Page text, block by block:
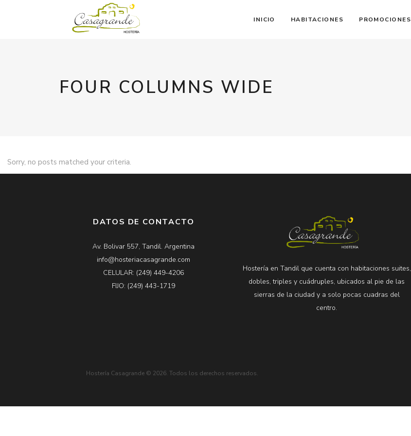
INICIO HABITACIONES PROMOCIONES
FOUR COLUMNS WIDE
Sorry, no posts matched your criteria.
DATOS DE CONTACTO
Av. Bolivar 557, Tandil. Argentina
info@hosteriacasagrande.com
CELULAR: (249) 449-4206
FIJO: (249) 443-1719
Hostería en Tandil que cuenta con habitaciones suites,
dobles, triples y cuádruples, ubicados al pie de las
sierras de la ciudad y a solo pocas cuadras del
centro.
Hostería Casagrande © 2026. Todos los derechos reservados.